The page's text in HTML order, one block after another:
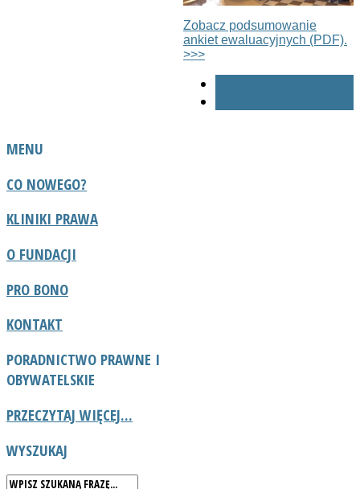
Zobacz podsumowanie
ankiet ewaluacyjnych (PDF).
>>>
MENU
CO NOWEGO?
KLINIKI PRAWA
O FUNDACJI
PRO BONO
KONTAKT
PORADNICTWO PRAWNE I
OBYWATELSKIE
PRZECZYTAJ WIĘCEJ...
WYSZUKAJ